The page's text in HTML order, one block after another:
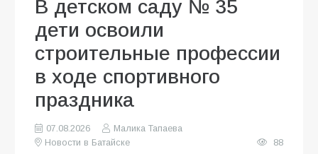
В детском саду № 35
дети освоили
строительные профессии
в ходе спортивного
праздника
07.08.2026
Малика Тапаева
Новости в Батайске
88